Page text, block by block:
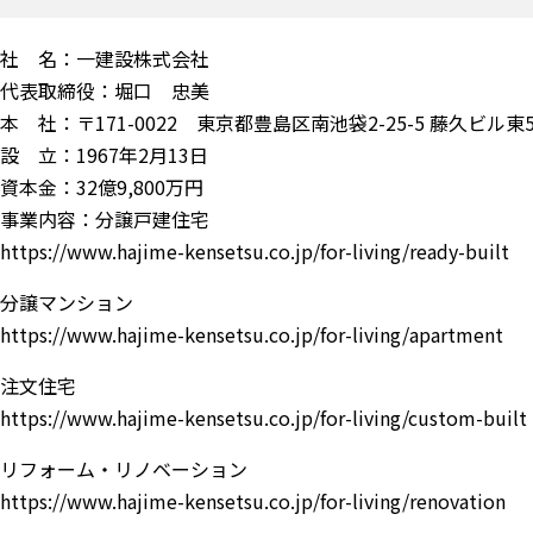
社 名：一建設株式会社
代表取締役：堀口 忠美
本 社：〒171-0022 東京都豊島区南池袋2-25-5 藤久ビル東
設 立：1967年2月13日
資本金：32億9,800万円
事業内容：分譲戸建住宅
https://www.hajime-kensetsu.co.jp/for-living/ready-built
分譲マンション
https://www.hajime-kensetsu.co.jp/for-living/apartment
注文住宅
https://www.hajime-kensetsu.co.jp/for-living/custom-built
リフォーム・リノベーション
https://www.hajime-kensetsu.co.jp/for-living/renovation